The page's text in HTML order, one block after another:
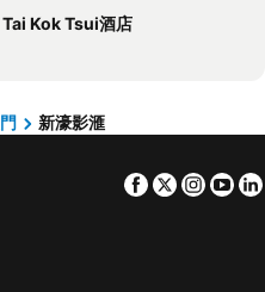
Tai Kok Tsui酒店
新濠影滙
Facebook
Twitter